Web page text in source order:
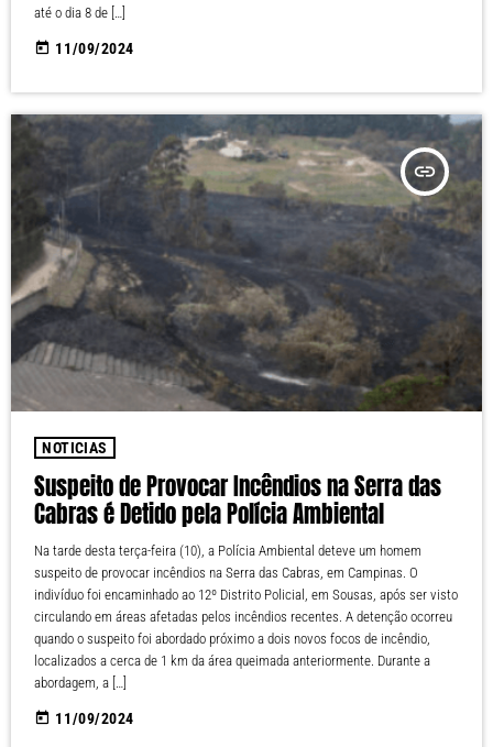
até o dia 8 de […]
today 11/09/2024
insert_link
NOTICIAS
Suspeito de Provocar Incêndios na Serra das
Cabras é Detido pela Polícia Ambiental
Na tarde desta terça-feira (10), a Polícia Ambiental deteve um homem
suspeito de provocar incêndios na Serra das Cabras, em Campinas. O
indivíduo foi encaminhado ao 12º Distrito Policial, em Sousas, após ser visto
circulando em áreas afetadas pelos incêndios recentes. A detenção ocorreu
quando o suspeito foi abordado próximo a dois novos focos de incêndio,
localizados a cerca de 1 km da área queimada anteriormente. Durante a
abordagem, a […]
today 11/09/2024